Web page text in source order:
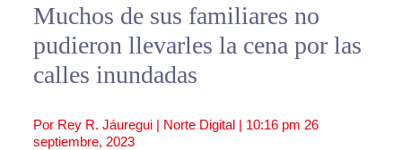
Muchos de sus familiares no
pudieron llevarles la cena por las
calles inundadas
Por Rey R. Jáuregui | Norte Digital | 10:16 pm 26
septiembre, 2023